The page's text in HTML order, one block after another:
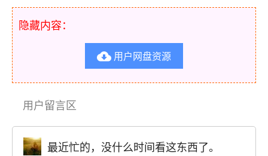
隐藏内容：
 用户网盘资源
用户留言区
最近忙的，没什么时间看这东西了。